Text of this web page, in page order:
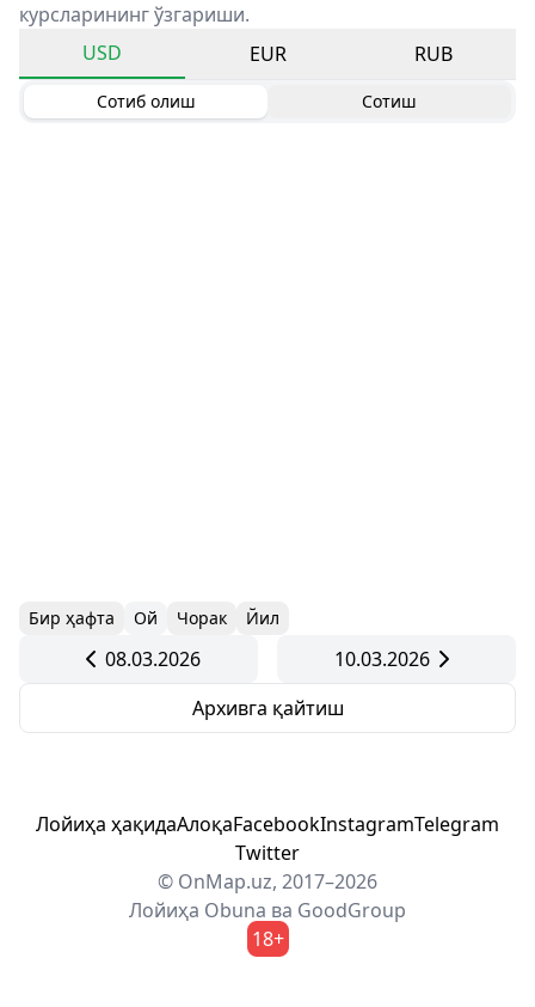
курсларининг ўзгариши.
USD
EUR RUB
Сотиб олиш Сотиш
Бир ҳафта Ой Чорак Йил
08.03.2026
10.03.2026
Архивга қайтиш
Лойиҳа ҳақидаАлоқаFacebookInstagramTelegram
Twitter
© OnMap.uz, 2017–2026
Лойиҳа Obuna ва GoodGroup
18+